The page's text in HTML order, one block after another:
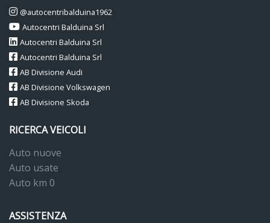
@autocentribalduina1962
Autocentri Balduina Srl
Autocentri Balduina Srl
Autocentri Balduina Srl
AB Divisione Audi
AB Divisione Volkswagen
AB Divisione Skoda
RICERCA VEICOLI
Auto nuove
Auto usate
Auto km 0
ASSISTENZA